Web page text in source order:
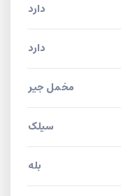
دارد
دارد
مخمل جیر
سیلک
بله